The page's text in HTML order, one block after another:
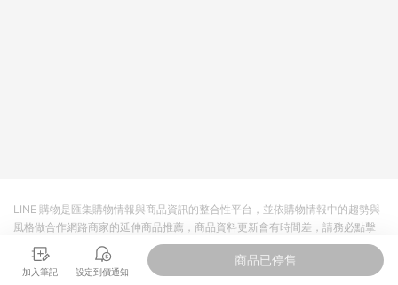
加入筆記 設定到價通知
商品已停售
LINE 購物是匯集購物情報與商品資訊的整合性平台，並依購物情報中的趨勢與
風格做合作網路商家的延伸商品推薦，商品資料更新會有時間差，請務必點擊
商品至各合作網路商家，確認現售價與購物條件，一切資訊以合作廠商網頁為
準。